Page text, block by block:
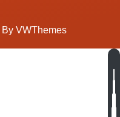
By VWThemes